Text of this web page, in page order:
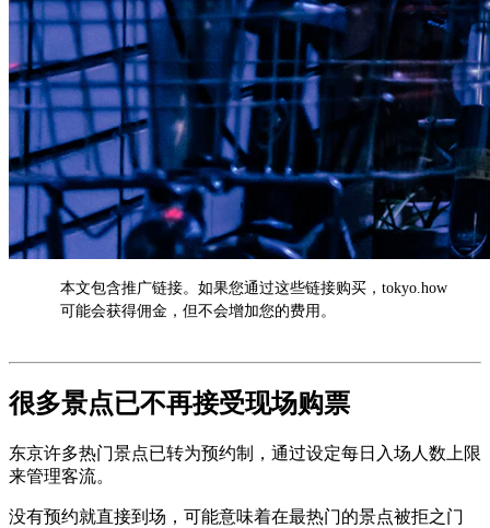
本文包含推广链接。如果您通过这些链接购买，tokyo.how
可能会获得佣金，但不会增加您的费用。
很多景点已不再接受现场购票
东京许多热门景点已转为预约制，通过设定每日入场人数上限
来管理客流。
没有预约就直接到场，可能意味着在最热门的景点被拒之门